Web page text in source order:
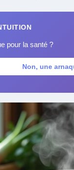
pour la santé ?
Non, une